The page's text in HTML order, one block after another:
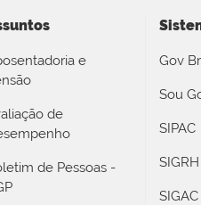
e
de
de Pessoas -
Gov Br
Sou
SIPAC
SIGRH
SIGAC